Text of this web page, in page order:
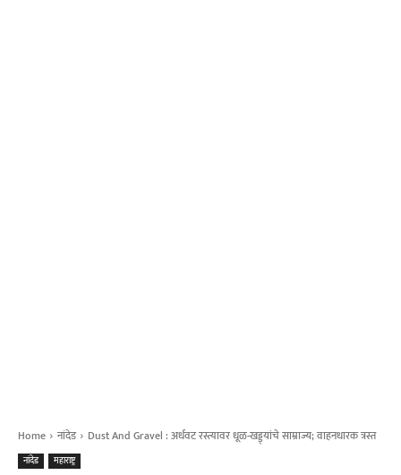
Home नांदेड Dust And Gravel : अर्धवट रस्त्यावर धूळ-खड्ड्यांचे साम्राज्य; वाहनधारक त्रस्त
नांदेड महाराष्ट्र